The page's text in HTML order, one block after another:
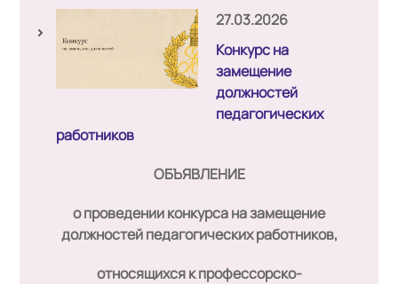
27.03.2026
Конкурс на
замещение
должностей
педагогических
работников
ОБЪЯВЛЕНИЕ
о проведении конкурса на замещение
должностей педагогических работников,
относящихся к профессорско-